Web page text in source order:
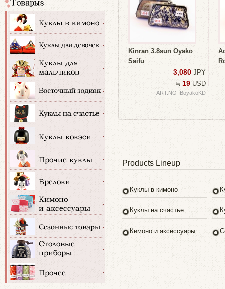
Kinran 3.8sun Oyako
Saifu
3,080 JPY
≒ 19 USD
ART.NO :BoyakoKD
Products Lineup
Куклы в кимоно
Куклы на счастье
Кимоно и аксессуары